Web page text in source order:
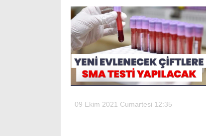
09 Ekim 2021 Cumartesi 12:35